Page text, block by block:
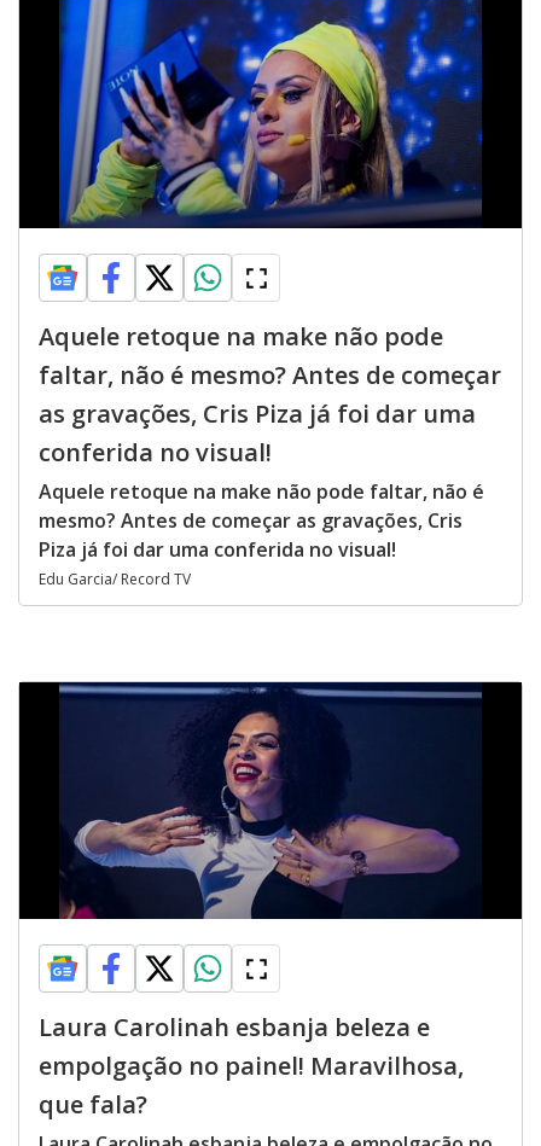
Aquele retoque na make não pode
faltar, não é mesmo? Antes de começar
as gravações, Cris Piza já foi dar uma
conferida no visual!
Aquele retoque na make não pode faltar, não é
mesmo? Antes de começar as gravações, Cris
Piza já foi dar uma conferida no visual!
Edu Garcia/ Record TV
Laura Carolinah esbanja beleza e
empolgação no painel! Maravilhosa,
que fala?